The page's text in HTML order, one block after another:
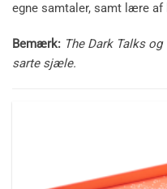
egne samtaler, samt lære
Bemærk: The Dark Talks
sarte sjæle.